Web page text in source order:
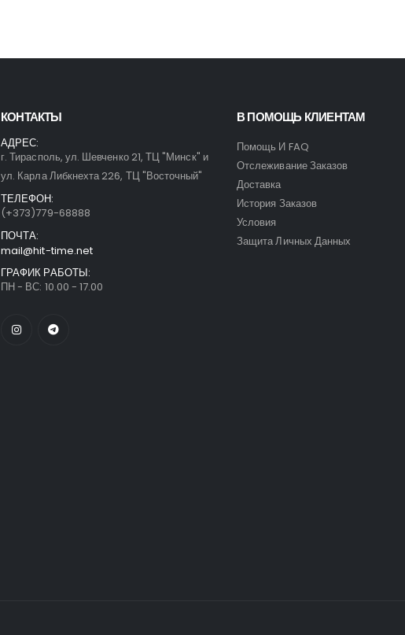
КОНТАКТЫ
АДРЕС:
г. Тирасполь, ул. Шевченко 21, ТЦ "Минск" и
ул. Карла Либкнехта 226, ТЦ "Восточный"
ТЕЛЕФОН:
(+373)779-68888
ПОЧТА:
mail@hit-time.net
ГРАФИК РАБОТЫ:
ПН - ВС: 10.00 - 17.00
В ПОМОЩЬ КЛИЕНТАМ
Помощь И FAQ
Отслеживание Заказов
Доставка
История Заказов
Условия
Защита Личных Данных